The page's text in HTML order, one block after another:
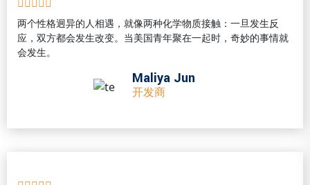
两个性格迥异的人相遇，就像两种化学物质接触：一旦发生反
应，双方都会发生改变。当美国青年聚在一起时，奇妙的事情就
会发生。
Maliya Jun
开发商